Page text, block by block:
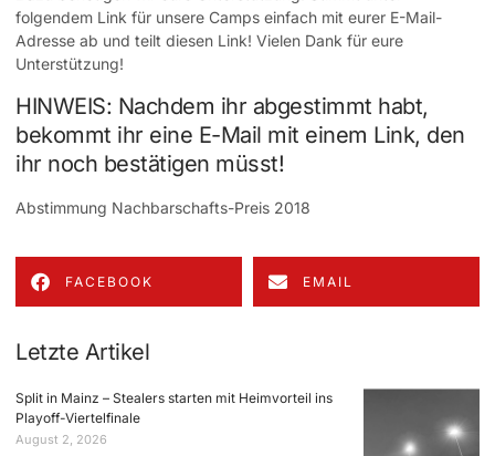
folgendem Link für unsere Camps einfach mit eurer E-Mail-
Adresse ab und teilt diesen Link! Vielen Dank für eure
Unterstützung!
HINWEIS: Nachdem ihr abgestimmt habt,
bekommt ihr eine E-Mail mit einem Link, den
ihr noch bestätigen müsst!
Abstimmung Nachbarschafts-Preis 2018
FACEBOOK EMAIL
Letzte Artikel
Split in Mainz – Stealers starten mit Heimvorteil ins
Playoff-Viertelfinale
August 2, 2026